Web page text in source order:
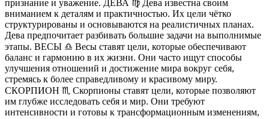
признание и уважение. ДЕВА ♍️ Дева известна своим
вниманием к деталям и практичностью. Их цели чётко
структурированы и основываются на реалистичных планах.
Дева предпочитает разбивать большие задачи на выполнимые
этапы. ВЕСЫ ♎️ Весы ставят цели, которые обеспечивают
баланс и гармонию в их жизни. Они часто ищут способы
улучшения отношений и достижение мира вокруг себя,
стремясь к более справедливому и красивому миру.
СКОРПИОН ♏️ Скорпионы ставят цели, которые позволяют
им глубже исследовать себя и мир. Они требуют
интенсивности и готовы к трансформационным изменениям,